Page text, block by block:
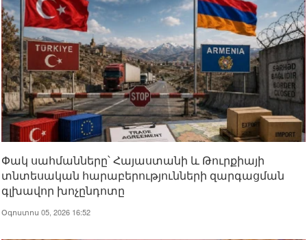
Փակ սահմանները՝ Հայաստանի և Թուրքիայի
տնտեսական հարաբերությունների զարգացման
գլխավոր խոչընդոտը
Օգոստոս 05, 2026 16:52